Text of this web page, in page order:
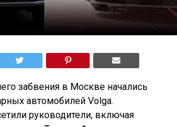
забвения в Москве начались
автомобилей Volga.
руководители, включая